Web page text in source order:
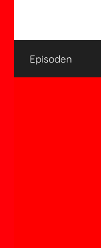
springen
verjährt
nicht!
Episoden